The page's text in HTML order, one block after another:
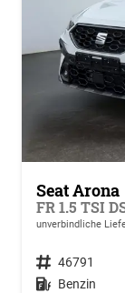
Seat Arona
unverbindliche
Fahrzeugnr. 46791
Kraftstoff Benzin